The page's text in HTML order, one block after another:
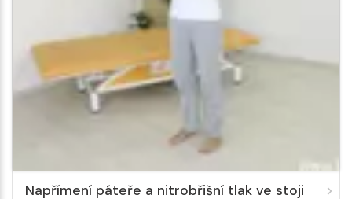
Napřímení páteře a nitrobřišní tlak ve stoji